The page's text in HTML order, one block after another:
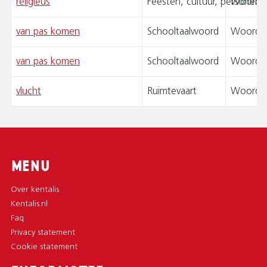
religieus Feesten, cultuur, personen
van pas komen Schooltaalwoord
van pas komen Schooltaalwoord
vlucht Ruimtevaart
MENU
Over kentalis
Kentalis.nl
Faq
Privacy statement
Cookie statement